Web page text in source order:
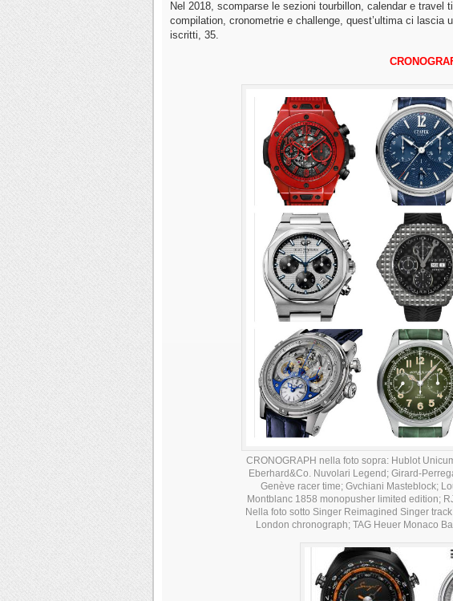
Nel 2018, scomparse le sezioni tourbillon, calendar e travel
compilation, cronometrie e challenge, quest’ultima ci lascia
iscritti, 35.
CRONOGRAPH nella foto sopra: Hublot
Eberhard&Co. Nuvolari Legend; Girard-
Genève racer time; Gvchiani Masteblock;
Montblanc 1858 monopusher limited edition;
Nella foto sotto Singer Reimagined Singer
London chronograph; TAG Heuer Monaco